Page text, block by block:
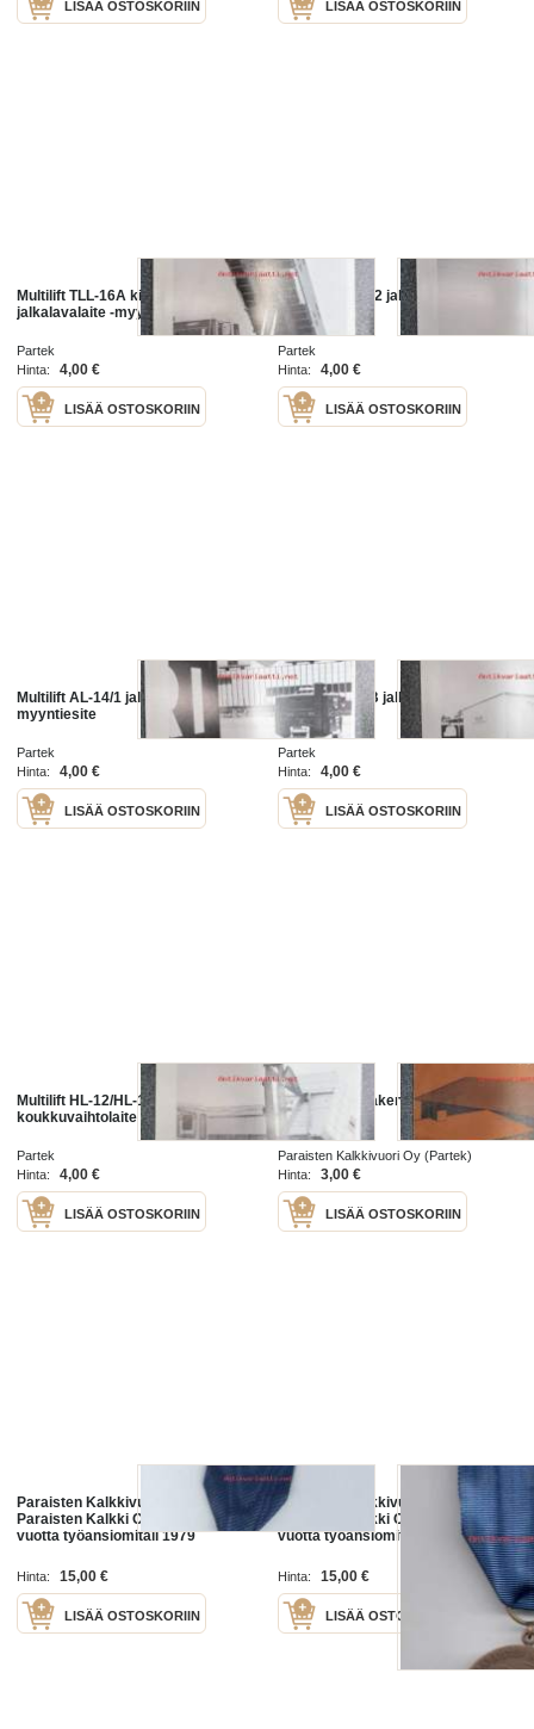
LISÄÄ OSTOSKORIIN LISÄÄ OSTOSKORIIN
Multilift TLL-16A kippaava
jalkalavalaite -myyntiesite
Partek
Hinta:
4,00 €
LISÄÄ OSTOSKORIIN
Multilift AL-14/2 jalkalavalaite -
myyntiesite
Partek
Hinta:
4,00 €
LISÄÄ OSTOSKORIIN
Multilift AL-14/1 jalkalavalaite -
myyntiesite
Partek
Hinta:
4,00 €
LISÄÄ OSTOSKORIIN
Multilift LL-16B jalkalavalaite -
myyntiesite
Partek
Hinta:
4,00 €
LISÄÄ OSTOSKORIIN
Multilift HL-12/HL-16
koukkuvaihtolaite -myyntiesite
Partek
Hinta:
4,00 €
LISÄÄ OSTOSKORIIN
Minerit-karjarakennustyyppejä -
myyntiesite
Paraisten Kalkkivuori Oy (Partek)
Hinta:
3,00 €
LISÄÄ OSTOSKORIIN
Paraisten Kalkkivuori Oy,
Paraisten Kalkki Oy, Partek Oy 20
vuotta työansiomitali 1979
Hinta: 15,00 €
LISÄÄ OSTOSKORIIN
Paraisten Kalkkivuori Oy,
Paraisten Kalkki Oy, Partek Oy 20
vuotta työansiomitali 1976
Hinta: 15,00 €
LISÄÄ OSTOSKORIIN